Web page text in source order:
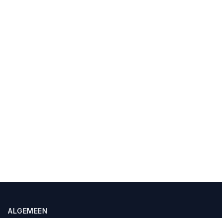
ALGEMEEN